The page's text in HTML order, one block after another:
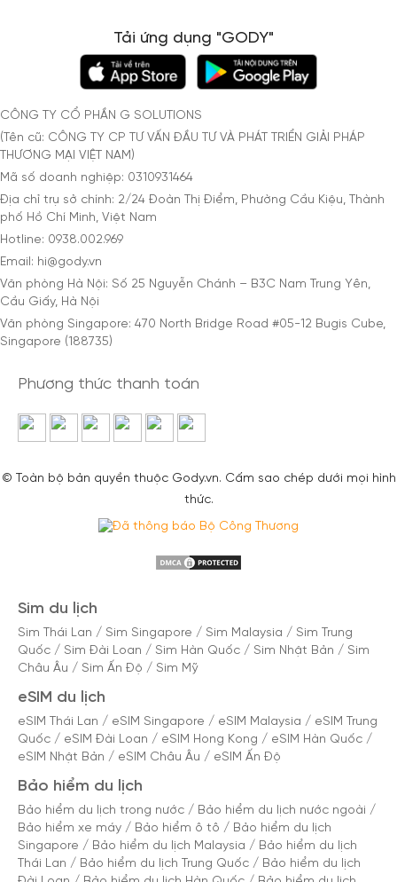
Tải ứng dụng "GODY"
CÔNG TY CỔ PHẦN G SOLUTIONS
(Tên cũ: CÔNG TY CP TƯ VẤN ĐẦU TƯ VÀ PHÁT TRIỂN GIẢI PHÁP
THƯƠNG MẠI VIỆT NAM)
Mã số doanh nghiệp: 0310931464
Địa chỉ trụ sở chính: 2/24 Đoàn Thị Điểm, Phường Cầu Kiệu, Thành
phố Hồ Chí Minh, Việt Nam
Hotline: 0938.002.969
Email: hi@gody.vn
Văn phòng Hà Nội: Số 25 Nguyễn Chánh – B3C Nam Trung Yên,
Cầu Giấy, Hà Nội
Văn phòng Singapore: 470 North Bridge Road #05-12 Bugis Cube,
Singapore (188735)
Phương thức thanh toán
© Toàn bộ bản quyền thuộc Gody.vn. Cấm sao chép dưới mọi hình
thức.
Sim du lịch
Sim Thái Lan / Sim Singapore / Sim Malaysia / Sim Trung
Quốc / Sim Đài Loan / Sim Hàn Quốc / Sim Nhật Bản / Sim
Châu Âu / Sim Ấn Độ / Sim Mỹ
eSIM du lịch
eSIM Thái Lan / eSIM Singapore / eSIM Malaysia / eSIM Trung
Quốc / eSIM Đài Loan / eSIM Hong Kong / eSIM Hàn Quốc /
eSIM Nhật Bản / eSIM Châu Âu / eSIM Ấn Độ
Bảo hiểm du lịch
Bảo hiểm du lịch trong nước / Bảo hiểm du lịch nước ngoài /
Bảo hiểm xe máy / Bảo hiểm ô tô / Bảo hiểm du lịch
Singapore / Bảo hiểm du lịch Malaysia / Bảo hiểm du lịch
Thái Lan / Bảo hiểm du lịch Trung Quốc / Bảo hiểm du lịch